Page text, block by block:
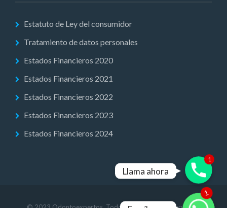
Estatuto de Ley del consumidor
Tratamiento de datos personales
Estados Financieros 2020
Estados Financieros 2021
Estados Financieros 2022
Estados Financieros 2023
Estados Financieros 2024
WhatsApp
1
Phone
Llama ahora